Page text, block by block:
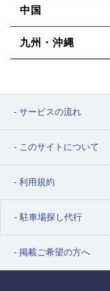
中国
九州・沖縄
サービスの流れ
このサイトについて
利用規約
駐車場探し代行
掲載ご希望の方へ